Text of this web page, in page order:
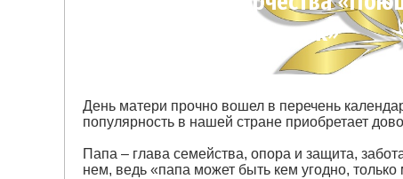
семья: папин праздник»
День матери прочно вошел в перечень
популярность в нашей стране приобретает
Папа – глава семейства, опора и защита,
нем, ведь «папа может быть кем угодно,